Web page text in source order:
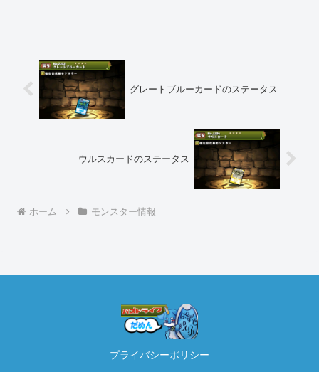
グレートブルーカードのステータス
ウルスカードのステータス
ホーム モンスター情報
プライバシーポリシー